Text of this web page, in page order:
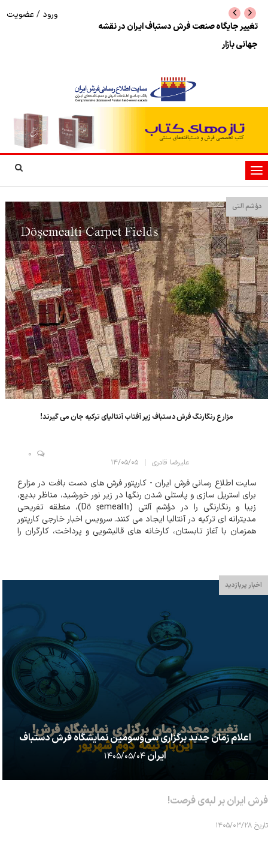
تغییر جایگاه صنعت فرش دستباف ایران در نقشه
جهانی بازار
ورود /عضویت
تغییر
وضعیت
ناوبری
دؤشم آلتی
مزارع رنگارنگ فرش دستباف زیر آفتاب آنتالیای ترکیه جان می گیرند!
علیرضا قادری ۱۴/۰۵/۰۵
0
سایت اطلاع رسانی فرش ایران - کارپتور فرش های دست بافت در مزارع
برای استریل سازی و پاستلی شدن رنگها در زیر نور خورشید، مناظر بدیع،
زیبا و رنگارنگی را در دؤشم آلتی (Dö şemealtı)، منطقه تفریحی
مدیترانه ای ترکیه در آنتالیا ایجاد می کنند. سرویس اخبار خارجی کارپتور
همزمان با آغاز تابستان، کارخانه های قالیشویی و پرداخت، کارگران را
اخبار پربازدید
اعلام زمان جدید برگزاری سی‌وسومین نمایشگاه فرش دستباف
ایران۱۴۰۵/۰۵/۰۴
فرش ایران بر لبه‌ی فرصت!
تاریخ ۱۴۰۵/۰۳/۲۸